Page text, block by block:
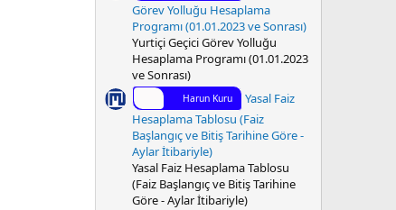
Görev Yolluğu Hesaplama
Programı (01.01.2023 ve Sonrası)
Yurtiçi Geçici Görev Yolluğu
Hesaplama Programı (01.01.2023
ve Sonrası)
Harun Kuru
Yasal Faiz
Hesaplama Tablosu (Faiz
Başlangıç ve Bitiş Tarihine Göre -
Aylar İtibariyle)
Yasal Faiz Hesaplama Tablosu
(Faiz Başlangıç ve Bitiş Tarihine
Göre - Aylar İtibariyle)